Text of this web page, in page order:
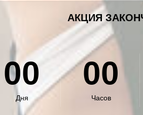
АКЦИЯ
00
Дня
00
Часов